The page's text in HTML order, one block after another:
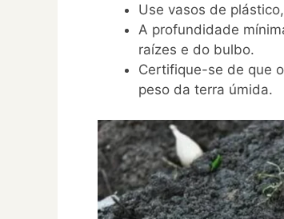
Use vasos de
A profundidade
raízes e do bulbo.
Certifique-se de que
peso da terra úmida.